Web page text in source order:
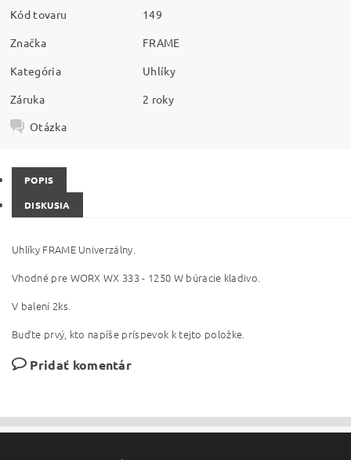
Kód tovaru
149
Značka
FRAME
Kategória
Uhlíky
Záruka
2 roky
Otázka
POPIS
DISKUSIA
Uhlíky FRAME Univerzálny.
Vhodné pre WORX WX 333 - 1250 W búracie kladivo.
V balení 2ks.
Buďte prvý, kto napíše príspevok k tejto položke.
Pridať komentár